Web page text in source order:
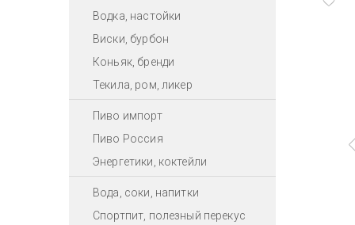
Водка, настойки
Виски, бурбон
Коньяк, бренди
Текила, ром, ликер
Пиво импорт
Пиво Россия
Энергетики, коктейли
Вода, соки, напитки
Спортпит, полезный перекус